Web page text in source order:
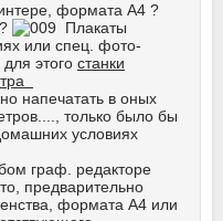
формата A4 ?
Плакаты
или спец. фото-
этого станки
напечатать в оных
только было бы
условиях
граф. редакторе
предварительно
формата A4 или